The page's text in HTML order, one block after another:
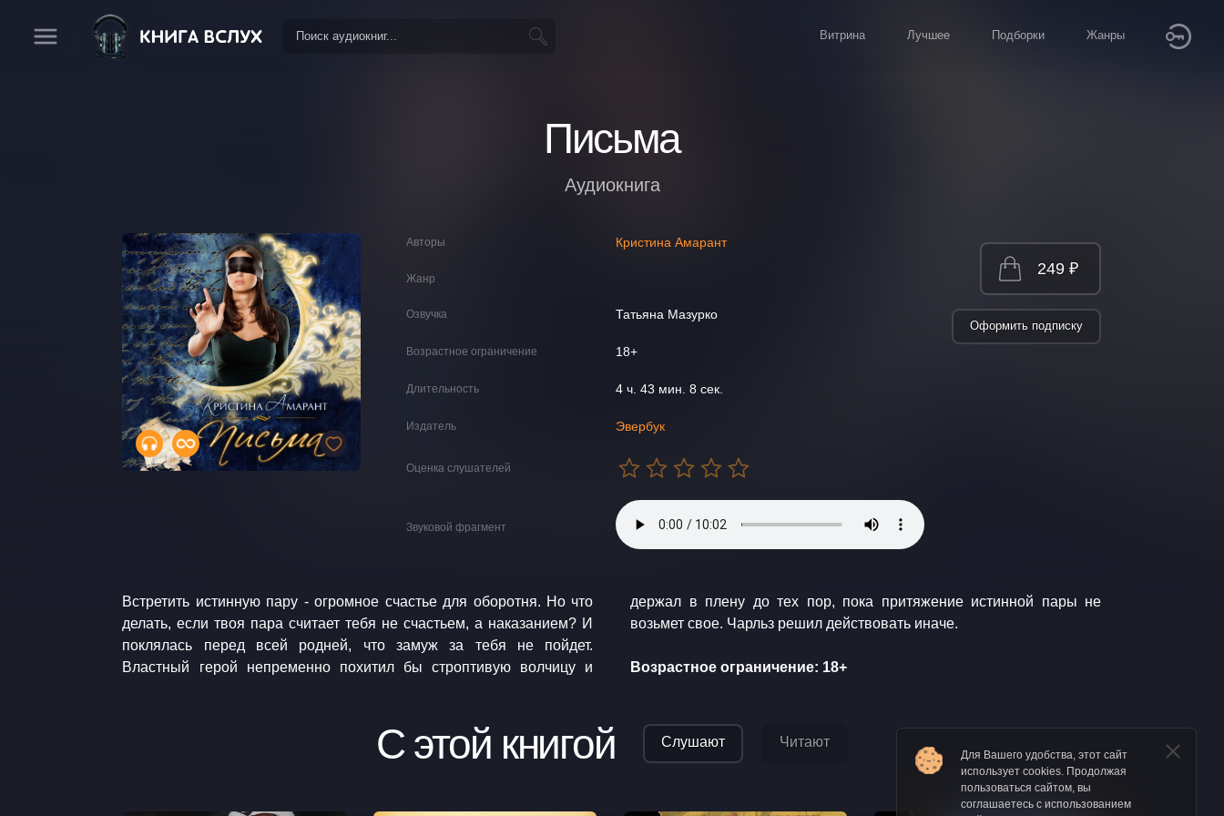
Витрина Лучшее Подборки Жанры
Письма
Аудиокнига
Авторы Кристина Амарант
Жанр
Озвучка Татьяна Мазурко
Возрастное ограничение 18+
Длительность 4 ч. 43 мин. 8 сек.
Издатель Эвербук
Оценка слушателей
Звуковой фрагмент
249 ₽
Оформить подписку
Встретить истинную пару - огромное счастье для оборотня. Но что
делать, если твоя пара считает тебя не счастьем, а наказанием? И
поклялась перед всей родней, что замуж за тебя не пойдет.
Властный герой непременно похитил бы строптивую волчицу и
держал в плену до тех пор, пока притяжение истинной пары не
возьмет свое. Чарльз решил действовать иначе.
Возрастное ограничение: 18+
С этой книгой Слушают Читают
Для Вашего удобства, этот сайт
использует cookies. Продолжая
пользоваться сайтом, вы
соглашаетесь с использованием